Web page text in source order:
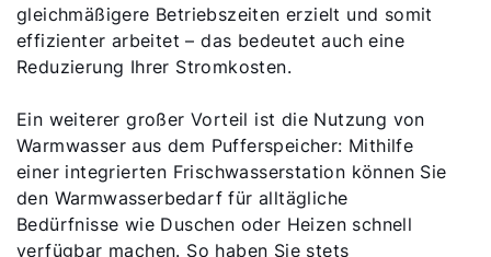
gleichmäßigere Betriebszeiten erzielt und somit
effizienter arbeitet – das bedeutet auch eine
Reduzierung Ihrer Stromkosten.
Ein weiterer großer Vorteil ist die Nutzung von
Warmwasser aus dem Pufferspeicher: Mithilfe
einer integrierten Frischwasserstation können Sie
den Warmwasserbedarf für alltägliche
Bedürfnisse wie Duschen oder Heizen schnell
verfügbar machen. So haben Sie stets